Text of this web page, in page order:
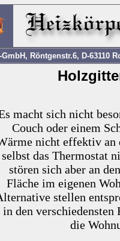
GmbH, Röntgenstr.6, D-63110
macht sich nicht
Couch oder einem
nicht effektiv an
selbst das Thermostat
stören sich aber an
Fläche im eigenen
stellen
in den
die